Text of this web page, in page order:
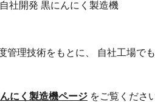
社開発 黒にんにく製造機
管理技術をもとに、 自社工場で
にく製造機ページ をご覧くださ